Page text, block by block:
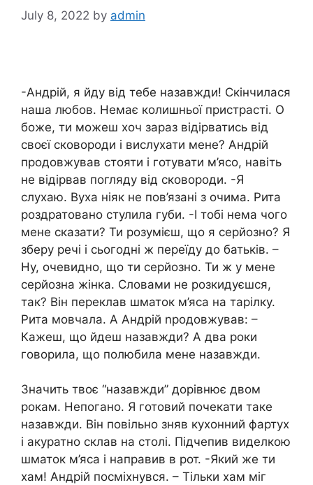
July 8, 2022 by admin
-Андрій, я йду від тебе назавжди! Скінчилася
наша любов. Немає колишньої пристрасті. О
боже, ти можеш хоч зараз відірватись від
своєї сковороди і вислухати мене? Андрій
продовжував стояти і готувати м’ясо, навіть
не відірвав погляду від сковороди. -Я
слухаю. Вуха ніяк не пов’язані з очима. Рита
роздратовано стулила губи. -І тобі нема чого
мене сказати? Ти розумієш, що я серйозно? Я
зберу речі і сьогодні ж переїду до батьків. –
Ну, очевидно, що ти серйозно. Ти ж у мене
серйозна жінка. Словами не розкидуєшся,
так? Він переклав шматок м’яса на тарілку.
Рита мовчала. А Андрій nродовжував: –
Кажеш, що йдеш назавжди? А два роки
говорила, що полюбила мене назавжди.
Значить твоє “назавжди” дорівнює двом
рокам. Непогано. Я готовий почекати таке
назавжди. Він повільно зняв кухонний фартух
і акуратно склав на столі. Підчепив виделкою
шматок м’яса і направив в рот. -Який же ти
хам! Андрій посміхнувся. – Тільки хам міг